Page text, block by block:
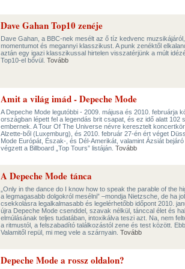
Dave Gahan Top10 zenéje
Dave Gahan, a BBC-nek mesélt az ő tíz kedvenc
momentumot és megannyi klasszikust. A punk zenéktől
aztán egy igazi klasszikussal hirtelen visszatérjünk a múlt
Top10-el bővül. Tovább
Amit a világ imád - Depeche Mode
A Depeche Mode legutóbbi - 2009. májusa és 2010. februárja
országban lépett fel a legendás brit csapat, és ez idő alatt 102
embernek. A Tour Of The Universe névre keresztelt
Alzette-ből (Luxemburg), és 2010. február 27-én ért véget
Mode Európát, Észak-, és Dél-Amerikát, valamint Ázsiát
végzett a Billboard „Top Tours” listáján. Tovább
A Depeche Mode tánca
„Only in the dance do I know how to speak the parable of the
a legmagasabb dolgokról mesélni” –mondja Nietzsche, de ha
csekkolásra legalkalmasabb és legelérhetőbb időpont 2010.
újra Depeche Mode csenddel, szavak nélkül, tánccal élet és
elmúlásának teljes tudatában, intoxikálva teszi azt. Na, nem
a ritmustól, a felszabadító találkozástól zene és test között.
Valamitől repül, mi meg vele a szárnyain. Tovább
Depeche Mode a rossz oldalon?